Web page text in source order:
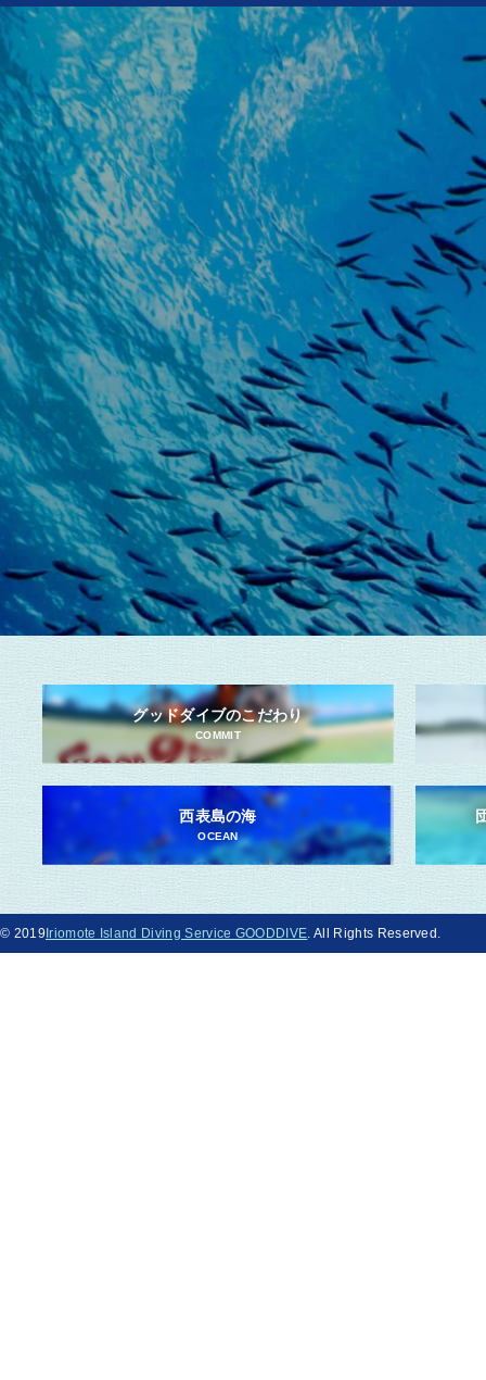
グッドダイブのこだわり
COMMIT
西表島の海
OCEAN
© 2019Iriomote Island Diving Service GOODDIVE . All Rights Reserved.